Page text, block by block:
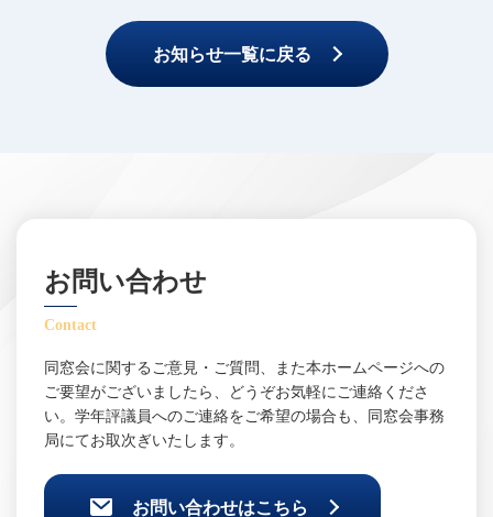
お知らせ一覧に戻る
お問い合わせ
Contact
同窓会に関するご意見・ご質問、また本ホームページへの
ご要望がございましたら、どうぞお気軽にご連絡くださ
い。学年評議員へのご連絡をご希望の場合も、同窓会事務
局にてお取次ぎいたします。
お問い合わせはこちら